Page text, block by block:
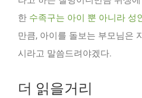
한 수족구는 아이 뿐 아니라 성
만큼, 아이를 돌보는 부모님은
시라고 말씀드려야겠다.
더 읽을거리